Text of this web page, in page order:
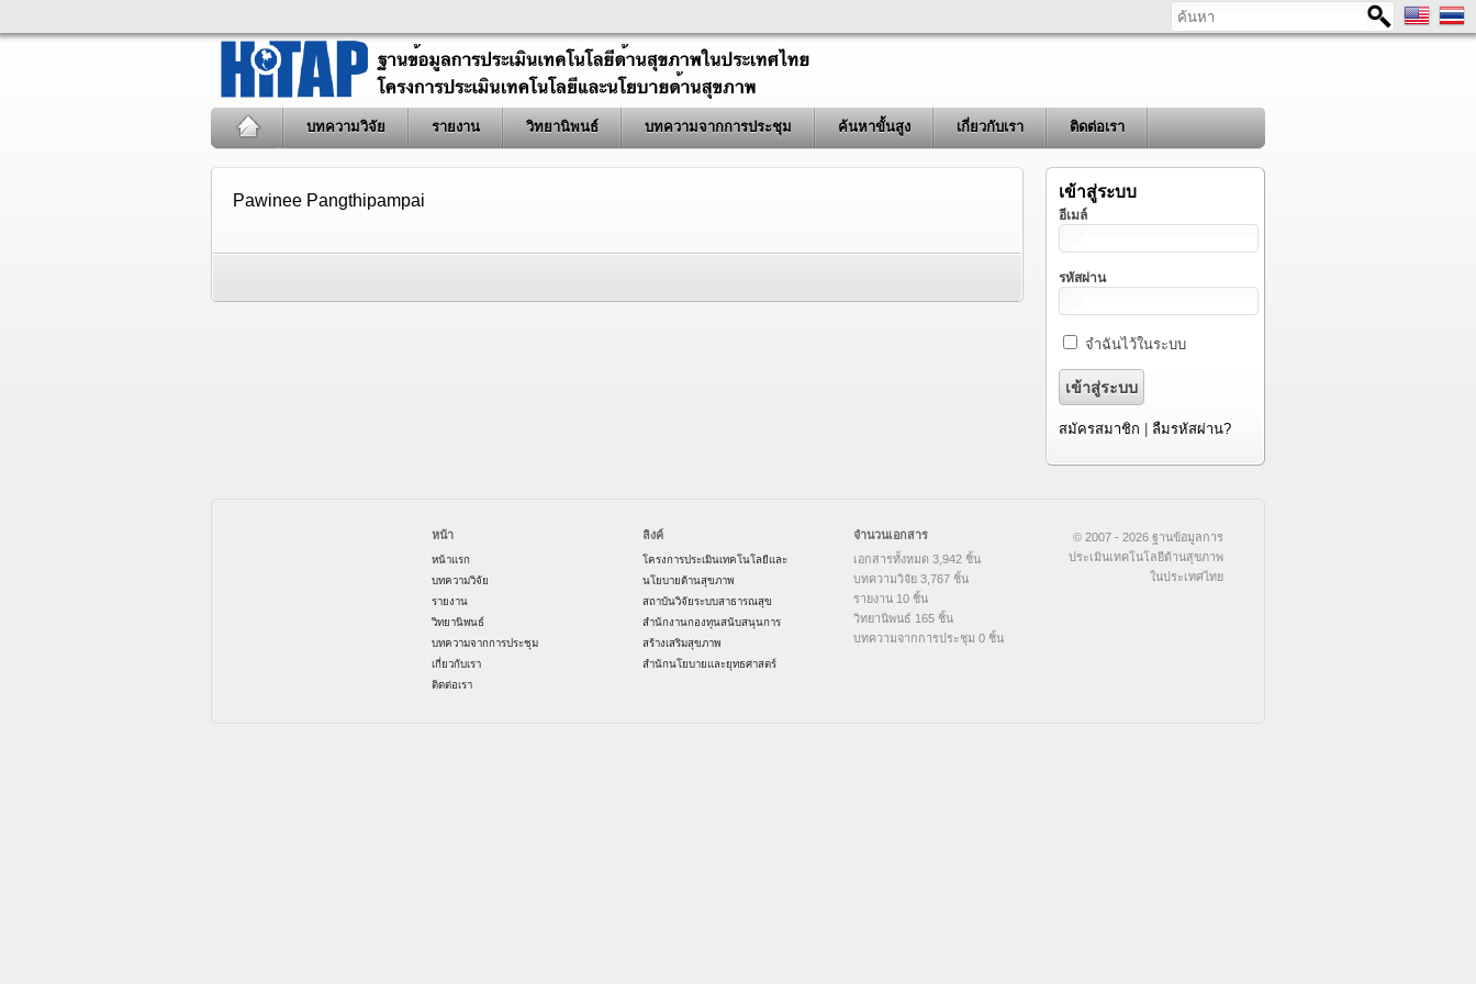
ค้นหา
บทความวิจัย รายงาน วิทยานิพนธ์ บทความจากการประชุม ค้นหาขั้นสูง เกี่ยวกับเรา ติดต่อเรา
Pawinee Pangthipampai เข้าสู่ระบบ
อีเมล์
รหัสผ่าน
จำฉันไว้ในระบบ
สมัครสมาชิก ลืมรหัสผ่าน?
หน้า
หน้าแรก
บทความวิจัย
รายงาน
วิทยานิพนธ์
บทความจากการประชุม
เกี่ยวกับเรา
ติดต่อเรา
ลิงค์
โครงการประเมินเทคโนโลยีและ
นโยบายด้านสุขภาพ
สถาบันวิจัยระบบสาธารณสุข
สำนักงานกองทุนสนับสนุนการ
สร้างเสริมสุขภาพ
สำนักนโยบายและยุทธศาสตร์
จำนวนเอกสาร
เอกสารทั้งหมด 3,942 ชิ้น
บทความวิจัย 3,767 ชิ้น
รายงาน 10 ชิ้น
วิทยานิพนธ์ 165 ชิ้น
บทความจากการประชุม 0 ชิ้น
© 2007 - 2026 ฐานข้อมูลการ
ประเมินเทคโนโลยีด้านสุขภาพ
ในประเทศไทย